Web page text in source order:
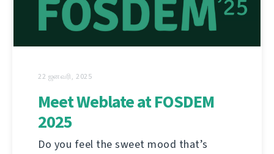
22 ஜனவரி, 2025
Meet Weblate at FOSDEM
2025
Do you feel the sweet mood that’s